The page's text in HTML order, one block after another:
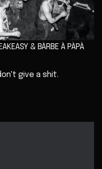
& BÀRBE À PÀPÀ
give a shit.